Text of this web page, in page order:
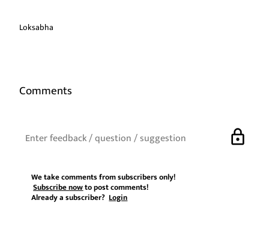
Loksabha
Comments
lock
We take comments from subscribers only!
Subscribe nowto post comments!
Already a subscriber?Login